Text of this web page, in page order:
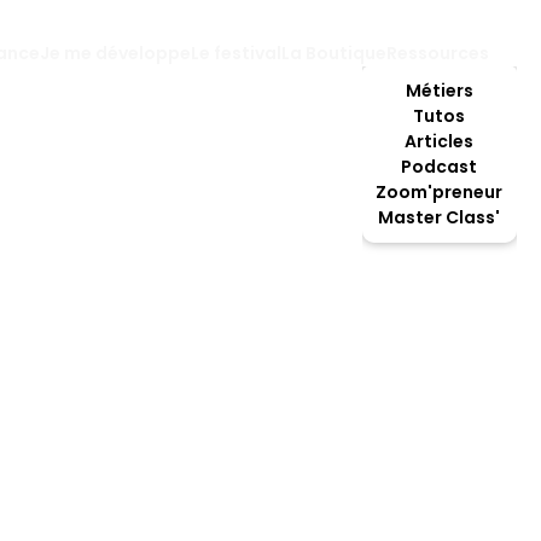
Métiers
Tutos
Articles
Podcast
Zoom'preneur
Master Class'